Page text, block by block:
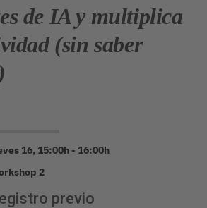
de IA y multiplica
(sin saber
16, 15:00h - 16:00h
2
previo